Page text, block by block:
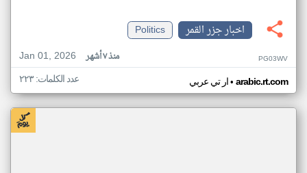
اخبار جزر القمر
Politics
Jan 01, 2026
منذ ٧ أشهر PG03WV
ار تي عربي• arabic.rt.com عدد الكلمات: ٢٢٣